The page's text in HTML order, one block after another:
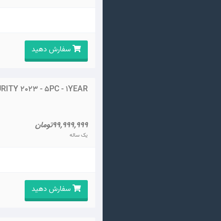
سفارش دهید
2023 - 5PC - 1YEAR
99,999,999تومان
یک ساله
سفارش دهید